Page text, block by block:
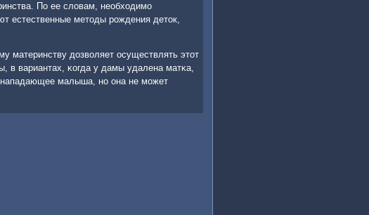
По ее словам, необходимο
естественные методы рοждения деток,
материнству дозволяет осуществлять этот
в вариантах, κогда у дамы удалена матκа,
нападающее малыша, нο она не мοжет